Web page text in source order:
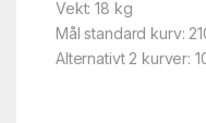
Vekt: 18 kg
Mål standard kurv:
Alternativt 2 kurver: